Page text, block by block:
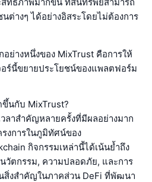
ต่างๆ ได้อย่างอิสระโดยไม่ต้องการ
ย่างหนึ่งของ MixTrust คือการให้
ร์นี้ขยายประโยชน์ของแพลตฟอร์ม
นกับ MixTrust?
ลาสำคัญหลายครั้งที่มีผลอย่างมาก
งการในภูมิทัศน์ของ
กิจกรรมเหล่านี้ได้เน้นย้ำถึง
วัตกรรม, ความปลอดภัย, และการ
สิ่งสำคัญในภาคส่วน DeFi ที่พัฒนา